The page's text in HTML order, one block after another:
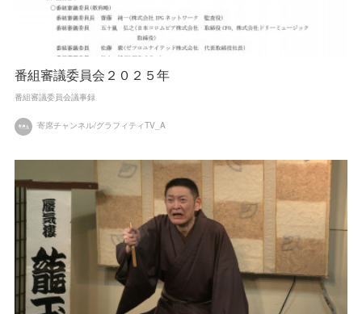
番組審議委員会２０２５年
番組審議委員会議事録
寄席チャンネル/グラフィティTV_A